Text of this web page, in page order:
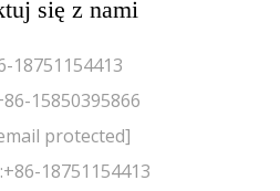
się z nami
18751154413
15850395866
protected]
+86-18751154413